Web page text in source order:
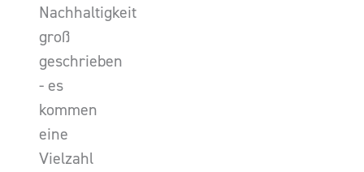
Nachhaltigkeit
groß
geschrieben
- es
kommen
eine
Vielzahl